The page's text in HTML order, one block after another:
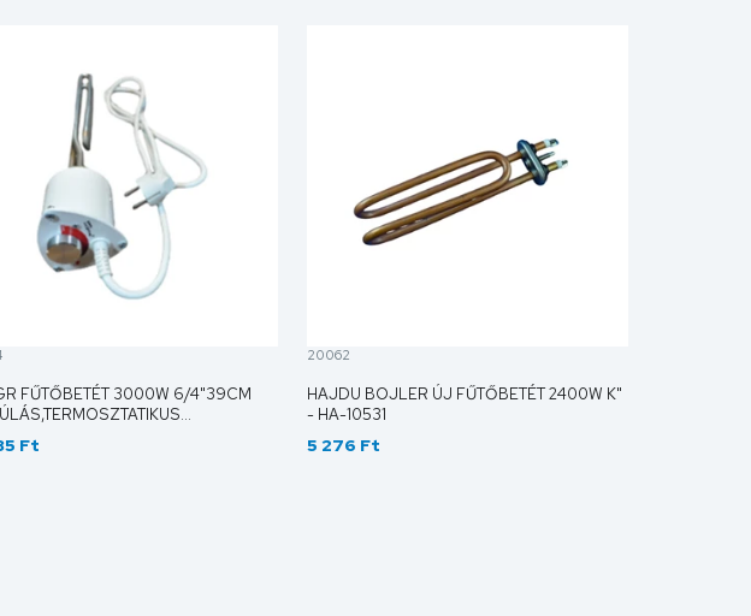
FŰTŐBETÉT 3000W 6/4"39CM
574 574
Ft
20062
HAJDU BOJLER ÚJ FŰTŐBETÉT 2400W K"
- HA-10531
5 276 Ft